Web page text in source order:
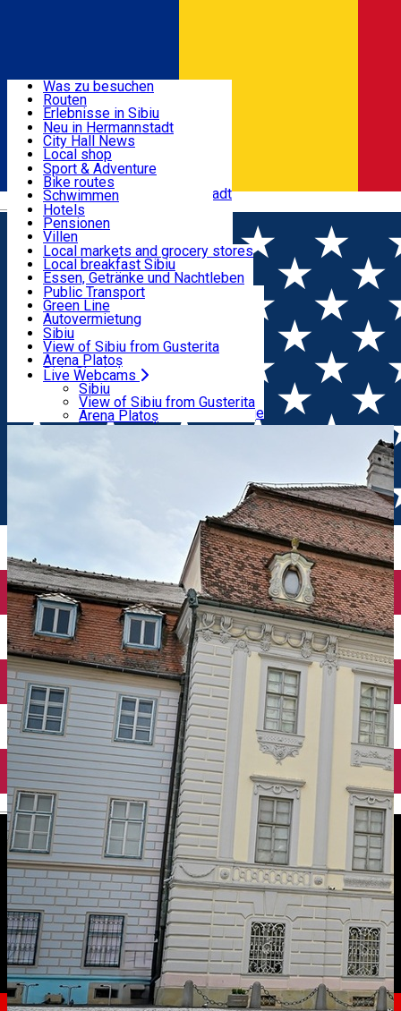
Română
English
Nützliche informationen
Aktivitäten & Abenteuer
Unterkunft
Essen, Getränke & Nachtleben
Transport & Parken
Live Webcams
Was zu besuchen
Routen
Erlebnisse in Sibiu
Podcast
Kultur
Museen
Kirchen
Parks, Zoo
Im Umkreis von Hermannstadt
Neu in Hermannstadt
City Hall News
Local shop
Sibiu Handwerker
Sibiul Verde
Public services
Bildung
Wie komme ich nach Sibiu?
Touristeninfo
Reiseführer
Guided tours
Local publication
Schönheitssalon
Sport & Adventure
Bike routes
Schwimmen
Reiten
Fitnessstudio
Loc de joacă indoor
Loc de joacă outdoor
Ski
Eislaufen
Yoga
Hotels
Pensionen
Villen
Hostels
Motels
Camping
Zimmer zu vermieten
Wohnungen
Unterkunft außerhalb von Sibiu
Local markets and grocery stores
Local breakfast Sibiu
Essen, Getränke und Nachtleben
Pizza
Fast Food
Kaffeestube
Konditorei
Pub, Bar
Nachtclubs
Bäckerei
Public Transport
Green Line
Autovermietung
Fahrad verleih
Scooter rentals
Taxi
Ride Sharing
Park-Tickets
Parkplätze
Ladestationen für Elektrofahrzeuge
Sibiu
View of Sibiu from Gusterita
Arena Platoș
Live Webcams
Sibiu
View of Sibiu from Gusterita
Arena Platoș
Home Museum
Der Brukenthal Palast - Galerien für
Europäische Kunst